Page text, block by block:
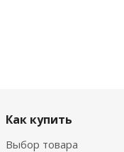
Как купить
Выбор товара